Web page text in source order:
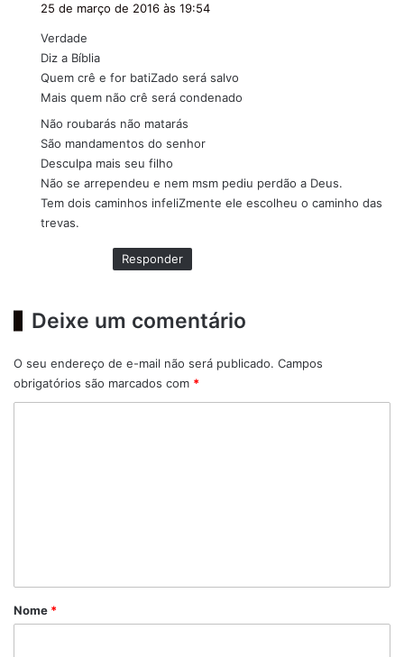
s
e
:
25 de março de 2016 às 19:54
Verdade
Diz a Bíblia
Quem crê e for batiZado será salvo
Mais quem não crê será condenado
Não roubarás não matarás
São mandamentos do senhor
Desculpa mais seu filho
Não se arrependeu e nem msm pediu perdão a Deus.
Tem dois caminhos infeliZmente ele escolheu o caminho das
trevas.
Responder
Deixe um comentário
O seu endereço de e-mail não será publicado. Campos
obrigatórios são marcados com *
rNome *